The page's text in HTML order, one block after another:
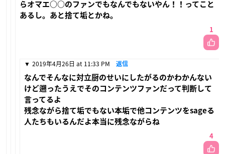
らオマエ○○のファンでもなんでもないやん！！ってこと
あるし。あと捨て垢とかね。
1
2019年4月26日 at 11:33 PM 返信
なんでそんなに対立厨のせいにしたがるのかわかんない
けど遡ったうえでそのコンテンツファンだって判断して
言ってるよ
残念ながら捨て垢でもない本垢で他コンテンツをsageる
人たちもいるんだよ本当に残念ながらね
4